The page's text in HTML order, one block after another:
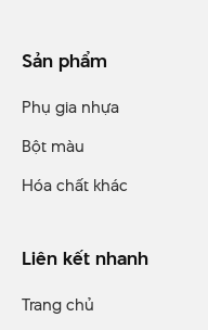
Sản phẩm
Phụ gia nhựa
Bột màu
Hóa chất khác
Liên kết nhanh
Trang chủ